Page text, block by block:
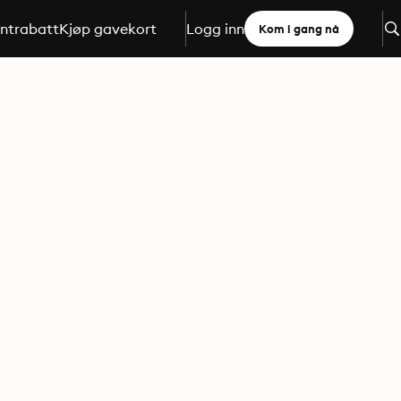
Kjøp gavekort Logg inn Kom i gang nå